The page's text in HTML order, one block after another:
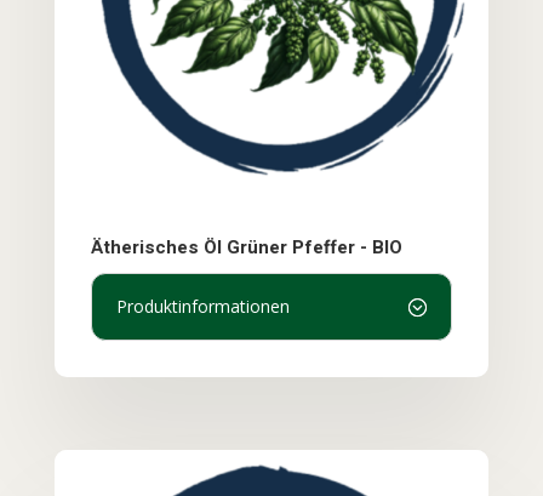
Ätherisches Öl Grüner Pfeffer - BIO
Produktinformationen